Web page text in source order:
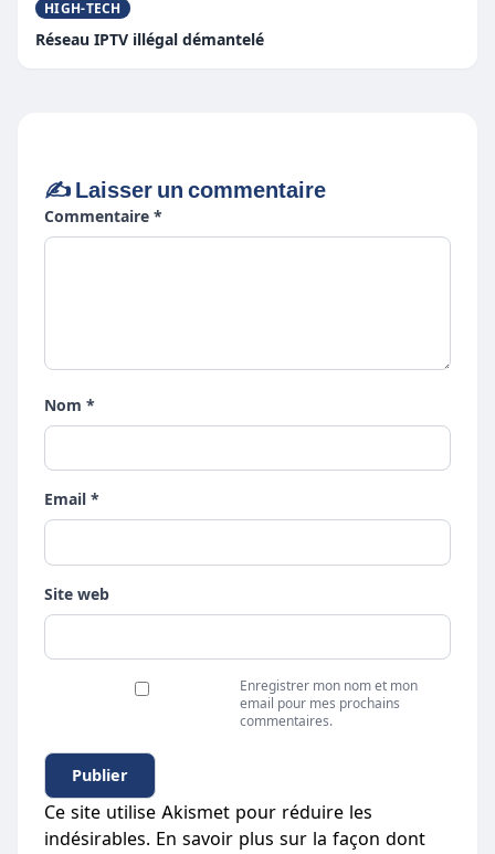
HIGH-TECH
Réseau IPTV illégal démantelé
✍️ Laisser un commentaire
Commentaire *
Nom *
Email *
Site web
Enregistrer mon nom et mon
email pour mes prochains
commentaires.
Ce site utilise Akismet pour réduire les
indésirables. En savoir plus sur la façon dont